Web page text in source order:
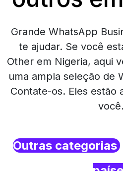
Grande WhatsApp
te ajudar. Se você
Other em Nigeria, aqui
uma ampla seleção de
Contate-os. Eles estão
você.
Outras categorias